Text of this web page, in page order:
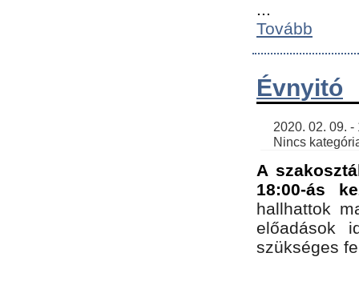
Tovább
Évnyitó
Nincs
A
18:00-ás
hallhattok
előadások
szükséges